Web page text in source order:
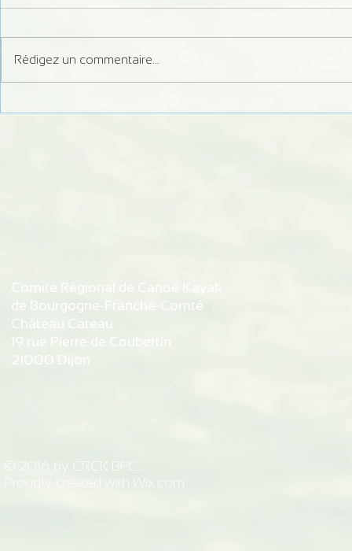
Rédigez un commentaire...
© 2016 by CRCK BFC.
Proudly created with Wix.com
Comité Régional de Canoë Kayak
de Bourgogne-Franche-Comté
Château Cateau
19 rue Pierre de Coubertin
21000 Dijon